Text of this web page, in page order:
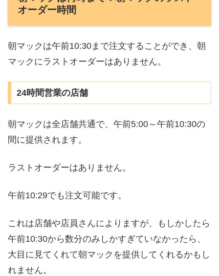
オーダー時間
朝マックは午前10:30まで注文することができ、朝
マックにラストオーダーはありません。
24時間営業の店舗
朝マックは全店舗共通で、午前5:00～午前10:30の
間に提供されます。
ラストオーダーはありません。
午前10:29でも注文可能です。
これは店舗や店員さんによりますが、もしかしたら
午前10:30から数分のみしかすぎていなかったら、
大目に見てくれて朝マックを提供してくれるかもし
れません。